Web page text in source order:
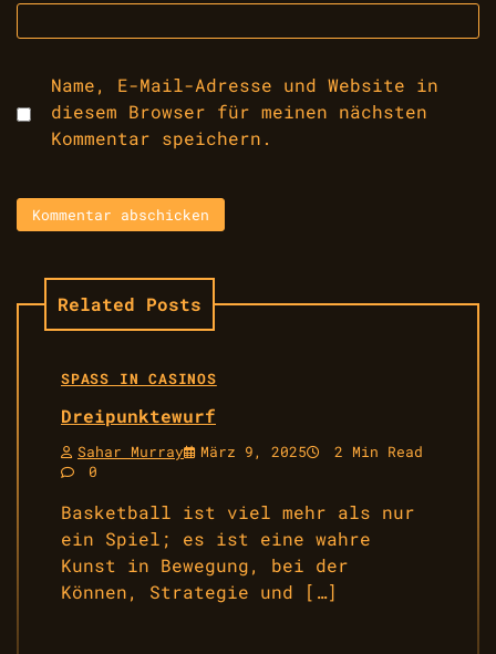
Name, E-Mail-Adresse und Website in
diesem Browser für meinen nächsten
Kommentar speichern.
Related Posts
SPASS IN CASINOS
Dreipunktewurf
Sahar Murray März 9, 2025
2 Min Read
0
Basketball ist viel mehr als nur
ein Spiel; es ist eine wahre
Kunst in Bewegung, bei der
Können, Strategie und […]